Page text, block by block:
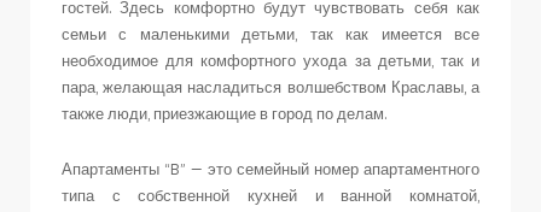
гостей. Здесь комфортно будут чувствовать себя как
семьи с маленькими детьми, так как имеется все
необходимое для комфортного ухода за детьми, так и
пара, желающая насладиться волшебством Краславы, а
также люди, приезжающие в город по делам.
Апартаменты “B” — это семейный номер апартаментного
типа с собственной кухней и ванной комнатой,